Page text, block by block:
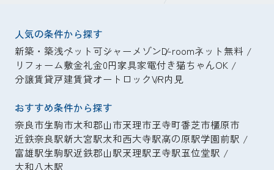
人気の条件から探す
新築・築浅ペット可シャーメゾンD-roomネット無料
リフォーム敷金礼金0円家具家電付き猫ちゃんOK
分譲賃貸戸建賃貸オートロックVR内見
おすすめ条件から探す
奈良市生駒市大和郡山市天理市王寺町香芝市橿原市
近鉄奈良駅新大宮駅大和西大寺駅高の原駅学園前駅
富雄駅生駒駅近鉄郡山駅天理駅王寺駅五位堂駅
大和八木駅